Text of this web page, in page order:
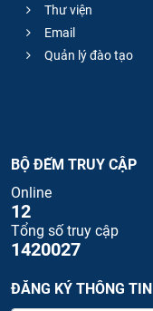
Thư viện
Email
Quản lý đào tạo
BỘ ĐẾM TRUY CẬP
Online
12
Tổng số truy cập
1420027
ĐĂNG KÝ THÔNG TIN